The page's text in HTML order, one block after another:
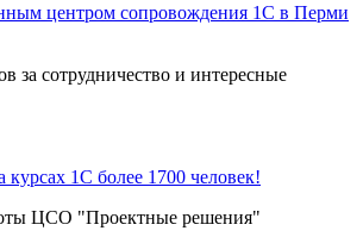
центром сопровождения 1С в Перми
за сотрудничество и интересные
1С более 1700 человек!
ЦСО "Проектные решения"